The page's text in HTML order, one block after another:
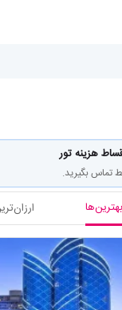
هزینه تور
تماس بگیرید.
بهترین‌ها